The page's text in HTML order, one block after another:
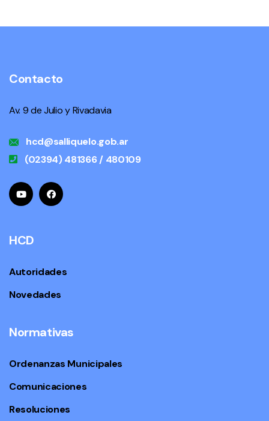
Contacto
Av. 9 de Julio y Rivadavia
hcd@salliquelo.gob.ar
(02394) 481366 / 480109
HCD
Autoridades
Novedades
Normativas
Ordenanzas Municipales
Comunicaciones
Resoluciones